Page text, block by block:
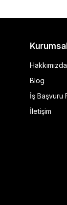
Kurumsal
Hakkımızda
Blog
İş Başvuru
İletişim